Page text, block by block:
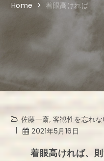
Home 着眼高ければ
佐藤一斎, 客観性を忘れな
2021年5月16日
着眼高ければ、